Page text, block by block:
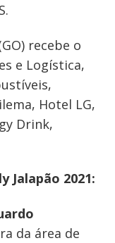
recebe o
e Logística,
Hotel LG,
Drink,
Jalapão 2021:
da área de